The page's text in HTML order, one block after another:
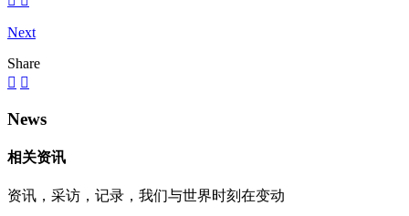
Next
Share
News
相关资讯
资讯，采访，记录，我们与世界时刻在变动